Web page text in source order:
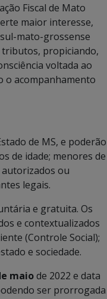
Fiscal de Mato
maior interesse,
mato-grossense
tributos, propiciando,
voltada ao
o acompanhamento
de MS, e poderão
de idade; menores de
ou
legais.
e gratuita. Os
e contextualizados
(Controle Social);
e sociedade.
maiode 2022 e data
ser prorrogada